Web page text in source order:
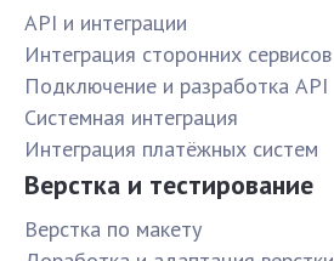
API и интеграции
Интеграция сторонних сервисов
Подключение и разработка API
Системная интеграция
Интеграция платёжных систем
Верстка и тестирование
Верстка по макету